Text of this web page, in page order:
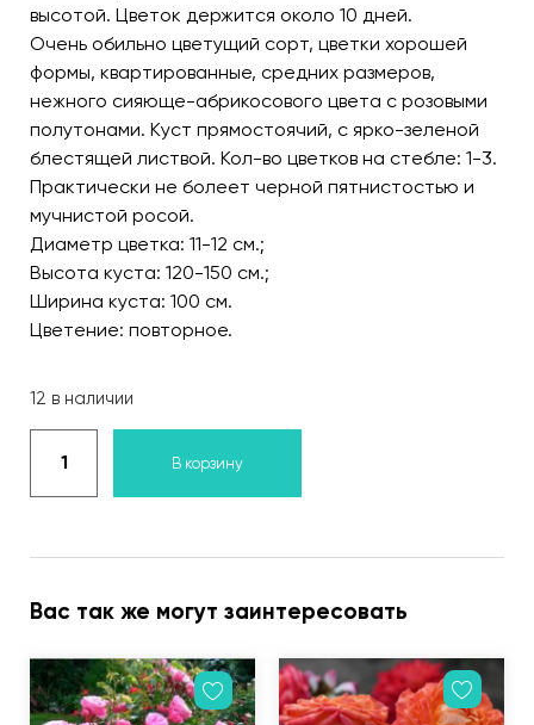
высотой. Цветок держится около 10 дней.
Очень обильно цветущий сорт, цветки хорошей
формы, квартированные, средних размеров,
нежного сияюще-абрикосового цвета с розовыми
полутонами. Куст прямостоячий, с ярко-зеленой
блестящей листвой. Кол-во цветков на стебле: 1-3.
Практически не болеет черной пятнистостью и
мучнистой росой.
Диаметр цветка: 11-12 см.;
Высота куста: 120-150 см.;
Ширина куста: 100 см.
Цветение: повторное.
12 в наличии
В корзину
Вас так же могут заинтересовать